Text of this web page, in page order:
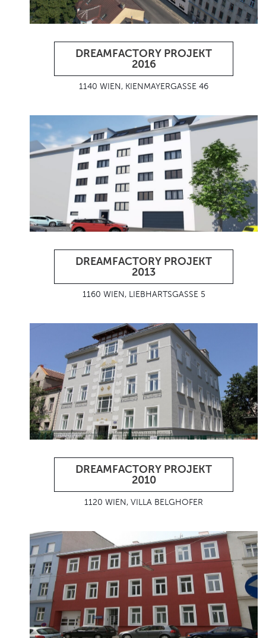
DREAMFACTORY PROJEKT
2016
1140 WIEN, KIENMAYERGASSE 46
DREAMFACTORY PROJEKT
2013
1160 WIEN, LIEBHARTSGASSE 5
DREAMFACTORY PROJEKT
2010
1120 WIEN, VILLA BELGHOFER